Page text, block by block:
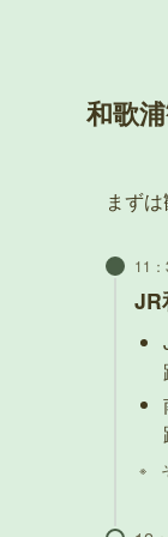
和歌
まず
11
JR